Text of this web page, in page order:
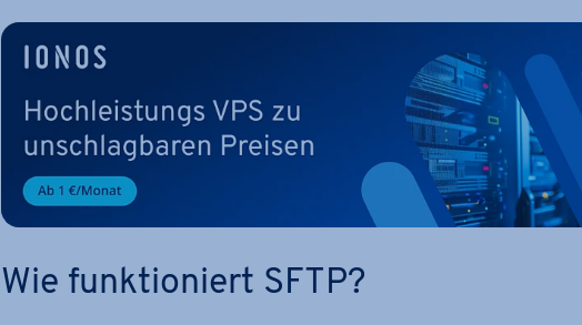
Wie funk­tio­niert SFTP?